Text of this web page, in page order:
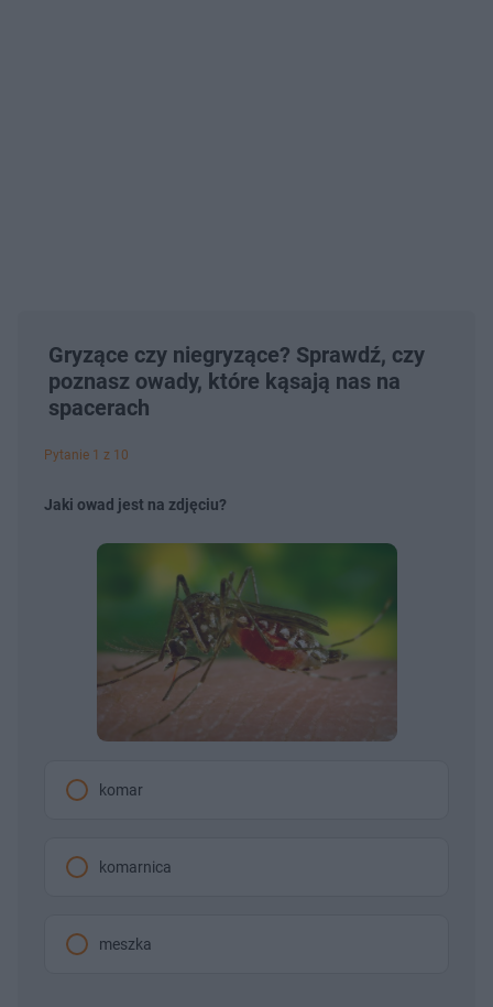
Gryzące czy niegryzące? Sprawdź, czy
poznasz owady, które kąsają nas na
spacerach
Pytanie 1 z 10
Jaki owad jest na zdjęciu?
komar
komarnica
meszka